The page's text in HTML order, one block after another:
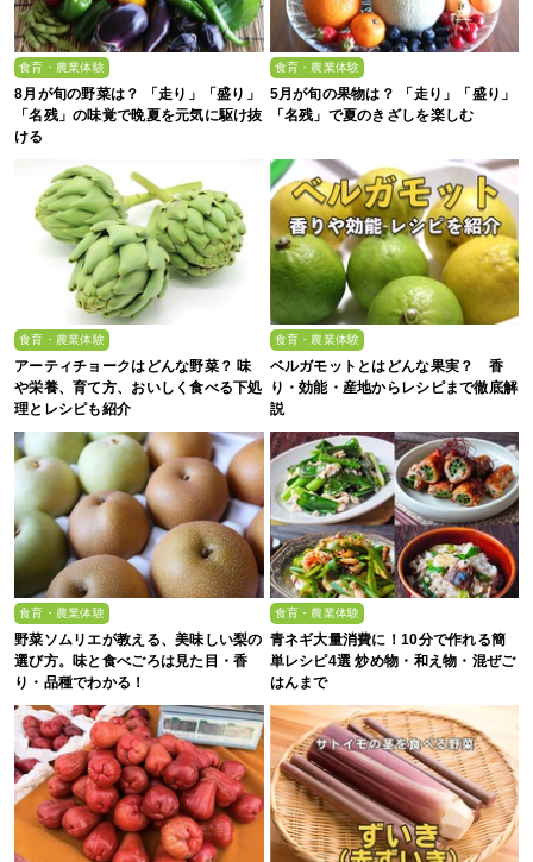
食育・農業体験
8月が旬の野菜は？ 「走り」「盛り」
「名残」の味覚で晩夏を元気に駆け抜
ける
食育・農業体験
5月が旬の果物は？ 「走り」「盛り」
「名残」で夏のきざしを楽しむ
食育・農業体験
アーティチョークはどんな野菜？ 味
や栄養、育て方、おいしく食べる下処
理とレシピも紹介
食育・農業体験
ベルガモットとはどんな果実？ 香
り・効能・産地からレシピまで徹底解
説
食育・農業体験
野菜ソムリエが教える、美味しい梨の
選び方。味と食べごろは見た目・香
り・品種でわかる！
食育・農業体験
青ネギ大量消費に！10分で作れる簡
単レシピ4選 炒め物・和え物・混ぜご
はんまで